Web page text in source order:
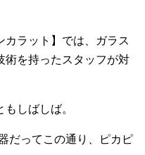
カラット】では、ガラス
術を持ったスタッフが対
しばしば。
だってこの通り、ピカピ